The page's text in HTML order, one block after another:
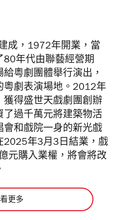
成，1972年開業，當
80年代由聯藝經營期
粵劇團體舉行演出，
粵劇表演場地。2012年
獲得盛世天戲劇團創辦
過千萬元將建築物活
和戲院一身的新光戲
2025年3月3日結業，戲
元購入業權，將會將改
更多